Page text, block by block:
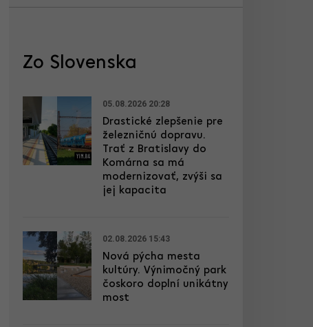
Zo Slovenska
05.08.2026 20:28
Drastické zlepšenie pre
železničnú dopravu.
Trať z Bratislavy do
Komárna sa má
modernizovať, zvýši sa
jej kapacita
02.08.2026 15:43
Nová pýcha mesta
kultúry. Výnimočný park
čoskoro doplní unikátny
most